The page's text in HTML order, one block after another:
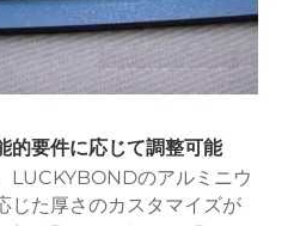
的要件に応じて調整可能
LUCKYBONDのアルミニウ
じた厚さのカスタマイズが